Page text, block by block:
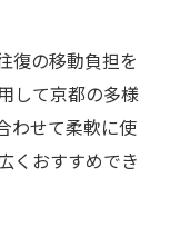
復の移動負担を
して京都の多様
わせて柔軟に使
くおすすめでき